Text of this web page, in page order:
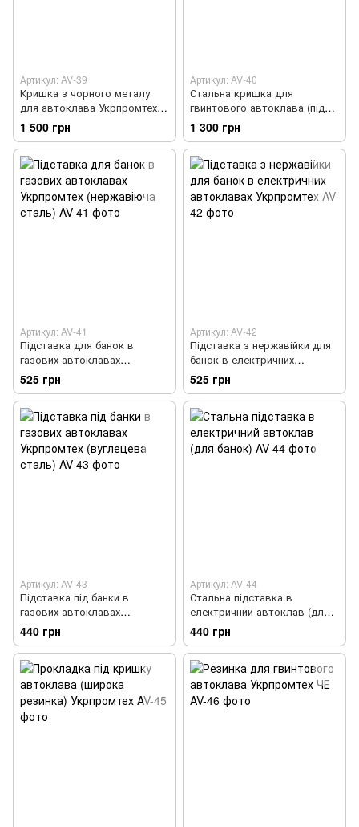
Артикул: AV-39
Кришка з чорного металу
для автоклава Укрпромтех
(під широку резинку)
1 500 грн
Артикул: AV-40
Стальна кришка для
гвинтового автоклава (під
вузьку резинку)
1 300 грн
Артикул: AV-41
Підставка для банок в
газових автоклавах
Укрпромтех (нержавіюча
сталь)
525 грн
Артикул: AV-42
Підставка з нержавійки для
банок в електричних
автоклавах Укрпромтех
525 грн
Артикул: AV-43
Підставка під банки в
газових автоклавах
Укрпромтех (вуглецева
сталь)
440 грн
Артикул: AV-44
Стальна підставка в
електричний автоклав (для
банок)
440 грн